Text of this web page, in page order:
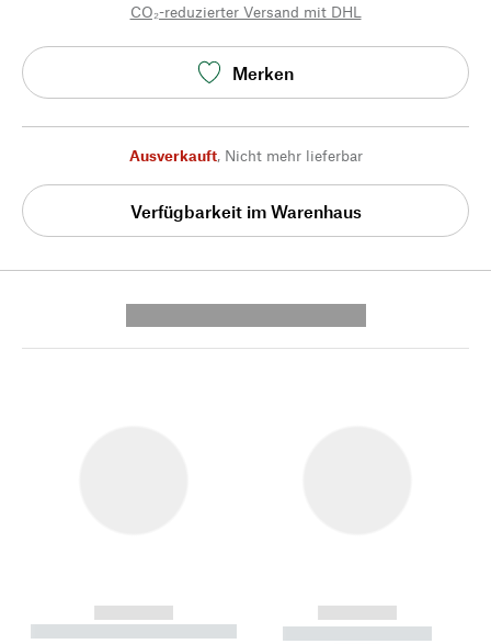
CO₂-reduzierter Versand mit DHL
Merken
Ausverkauft, Nicht mehr lieferbar
Verfügbarkeit im Warenhaus
------------
----------- ----------- --------
------------
----------- -----------